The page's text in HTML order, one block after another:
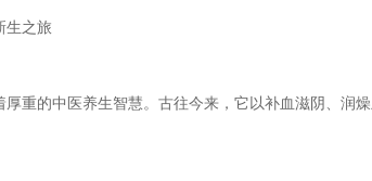
生之旅
重的中医养生智慧。古往今来，它以补血滋阴、